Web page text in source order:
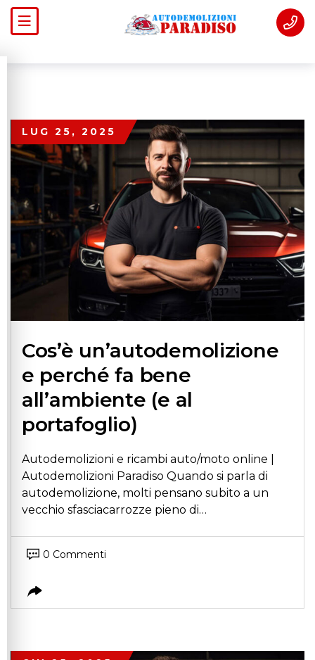
LUG 25, 2025
Cos’è un’autodemolizione
e perché fa bene
all’ambiente (e al
portafoglio)
Autodemolizioni e ricambi auto/moto online |
Autodemolizioni Paradiso Quando si parla di
autodemolizione, molti pensano subito a un
vecchio sfasciacarrozze pieno di…
0 Commenti